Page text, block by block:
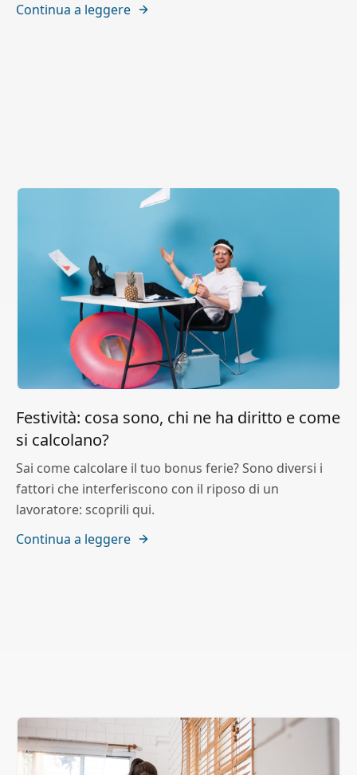
Continua a leggere
Festività: cosa sono, chi ne ha diritto e come
si calcolano?
Sai come calcolare il tuo bonus ferie? Sono diversi i
fattori che interferiscono con il riposo di un
lavoratore: scoprili qui.
Continua a leggere